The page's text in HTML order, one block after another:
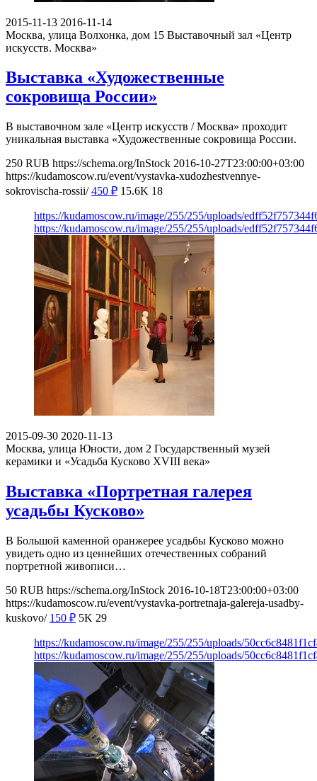
2015-11-13 2016-11-14
Москва, улица Волхонка, дом 15 Выставочный зал «Центр
искусств. Москва»
Выставка «Художественные
сокровища России»
В выставочном зале «Центр искусств / Москва» проходит
уникальная выставка «Художественные сокровища России.
250 RUB https://schema.org/InStock 2016-10-27T23:00:00+03:00
https://kudamoscow.ru/event/vystavka-xudozhestvennye-
sokrovischa-rossii/ 450 ₽ 15.6K 18
https://kudamoscow.ru/image/255/255/uploads/
https://kudamoscow.ru/image/255/255/uploads/
2015-09-30 2020-11-13
Москва, улица Юности, дом 2 Государственный музей
керамики и «Усадьба Кусково XVIII века»
Выставка «Портретная галерея
усадьбы Кусково»
В Большой каменной оранжерее усадьбы Кусково можно
увидеть одно из ценнейших отечественных собраний
портретной живописи…
50 RUB https://schema.org/InStock 2016-10-18T23:00:00+03:00
https://kudamoscow.ru/event/vystavka-portretnaja-galereja-usadby-
kuskovo/ 150 ₽ 5K 29
https://kudamoscow.ru/image/255/255/uploads/
https://kudamoscow.ru/image/255/255/uploads/